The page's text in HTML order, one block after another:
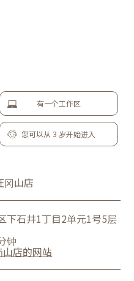
有一个工作区
您可以从 3 岁开始进入
冈山店
下石井1丁目2单元1号5层
钟
山店的网站